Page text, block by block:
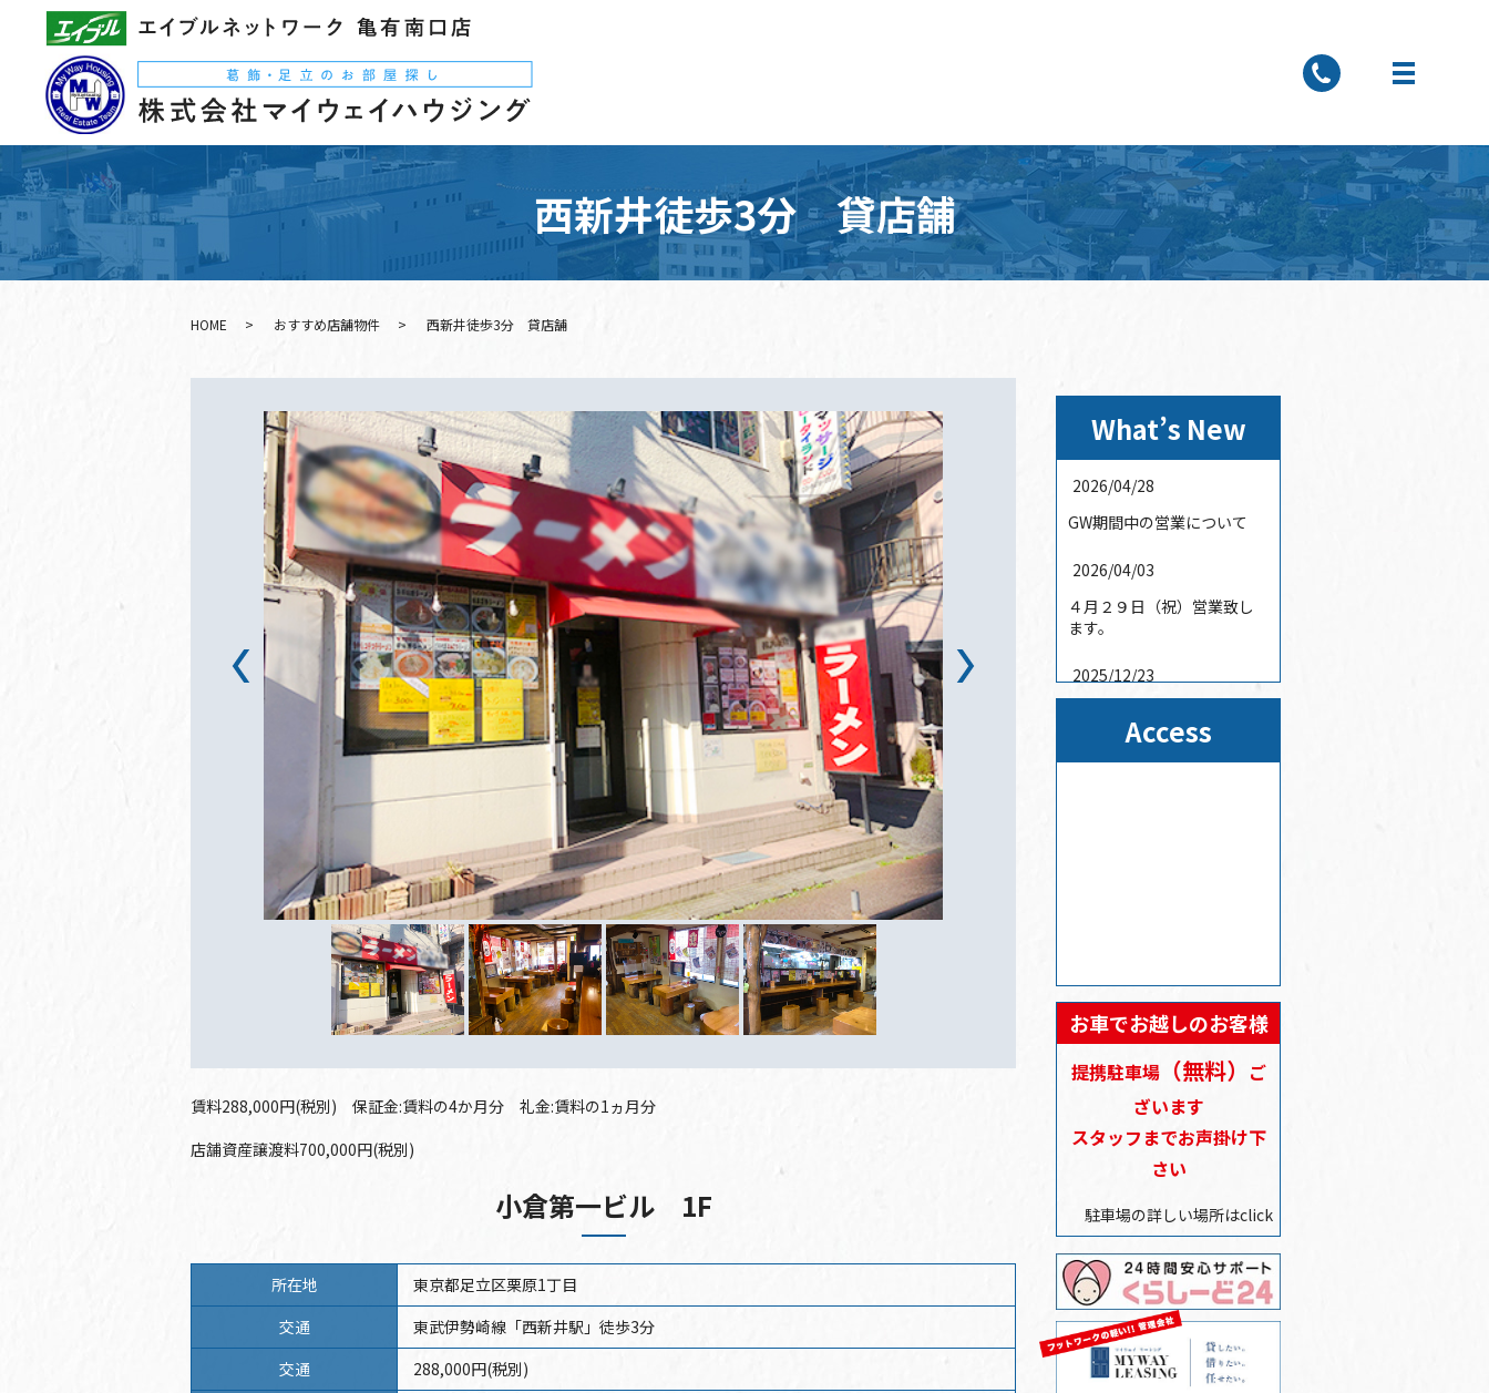
西新井徒歩3分 貸店舗
HOME おすすめ店舗物件 西新井徒歩3分 貸店舗
賃料288,000円(税別) 保証金:賃料の4か月分 礼金:賃料の1ヵ月分
店舗資産譲渡料700,000円(税別)
小倉第一ビル 1F
所在地
東京都足立区栗原1丁目
交通
東武伊勢崎線「西新井駅」徒歩3分
交通
288,000円(税別)
What’s New
2026/04/28
GW期間中の営業について
2026/04/03
４月２９日（祝）営業致し
ます。
2025/12/23
2025年3月31日まで休まず
営業
2024/12/25
年末年始の営業時間
店休日のご案内
2024/08/01
夏季休業日のお知らせ
Access
お車でお越しのお客様
提携駐車場（無料）
ご
ざいます
スタッフまでお声掛け下
さい
駐車場の詳しい場所はclick